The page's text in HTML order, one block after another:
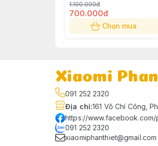
1.100.000đ
700.000đ
Chọn mua
Xiaomi
091 252 2320
Địa chỉ:161 Võ Chí Công,
https://
091 252 2320
xiaomiphanthiet@gmail.com